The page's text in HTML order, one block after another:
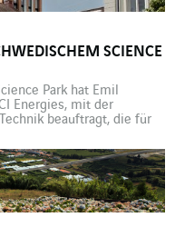
SCIENCE
Park hat Emil
Energies, mit der
beauftragt, die für
(Schweden), auf
ist Treffpunkt
Studierende und Firmen.